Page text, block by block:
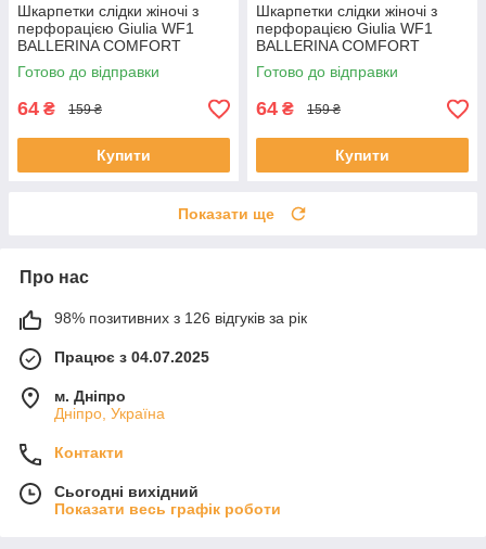
Шкарпетки слідки жіночі з
перфорацією Giulia WF1
BALLERINA COMFORT
[WFP/SkR-cl] 36/40 White-
white, шкарпетки жіночі
Готово до відправки
64 ₴ 159 ₴
Купити
Шкарпетки слідки жіночі з
перфорацією Giulia WF1
BALLERINA COMFORT
[WFP/SkR-cl] 36/40 Beige-
nude, Джулія
Готово до відправки
64 ₴ 159 ₴
Купити
Показати ще
Про нас
98% позитивних з 126 відгуків за рік
Працює з 04.07.2025
м. Дніпро
Дніпро, Україна
Контакти
Сьогодні вихідний
Показати весь графік роботи